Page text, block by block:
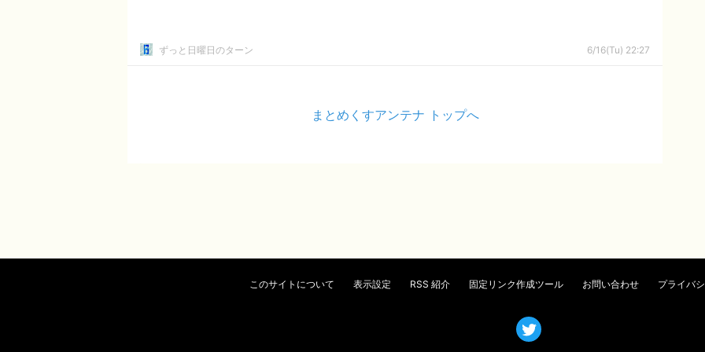
ずっと日曜日のターン 6/16(Tu) 22:27
まとめくすアンテナ トップへ
このサイトについて 表示設定 RSS 紹介 固定リンク作成ツール お問い合わせ プライバ